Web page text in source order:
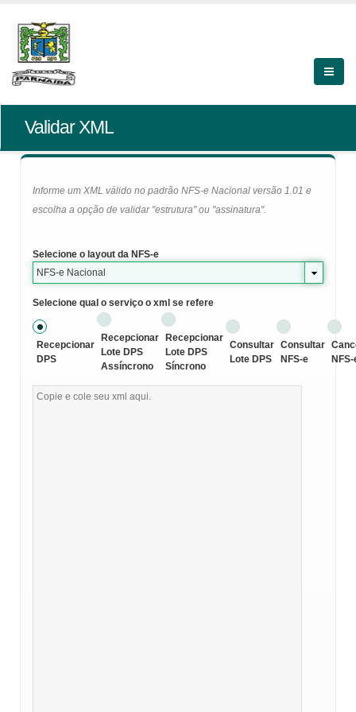
Validar XML
Informe um XML válido no padrão NFS-e Nacional versão 1.01 e
escolha a opção de validar "estrutura" ou "assinatura".
Selecione o layout da NFS-e
NFS-e Nacional
Selecione qual o serviço o xml se refere
Recepcionar
DPS
Recepcionar
Lote DPS
Assíncrono
Recepcionar
Lote DPS
Síncrono
Consultar
Lote DPS
Consultar
NFS-e
NFS-